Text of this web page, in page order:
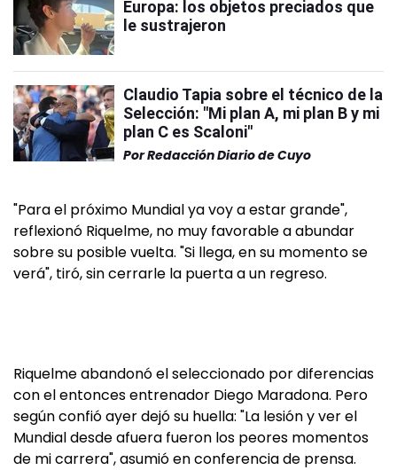
Europa: los objetos preciados que
le sustrajeron
Claudio Tapia sobre el técnico de la
Selección: "Mi plan A, mi plan B y mi
plan C es Scaloni"
PorRedacción Diario de Cuyo
"Para el próximo Mundial ya voy a estar grande",
reflexionó Riquelme, no muy favorable a abundar
sobre su posible vuelta. "Si llega, en su momento se
verá", tiró, sin cerrarle la puerta a un regreso.
Riquelme abandonó el seleccionado por diferencias
con el entonces entrenador Diego Maradona. Pero
según confió ayer dejó su huella: "La lesión y ver el
Mundial desde afuera fueron los peores momentos
de mi carrera", asumió en conferencia de prensa.